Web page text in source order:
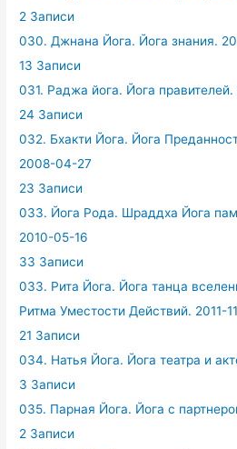
2 Записи
030. Джнана Йога. Йога знания.
13 Записи
031. Раджа йога. Йога
24 Записи
032. Бхакти Йога. Йога
2008-04-27
23 Записи
033. Йога Рода. Шраддха Йога
2010-05-16
33 Записи
033. Рита Йога. Йога танца
Ритма Уместости Действий. 2011-
21 Записи
034. Натья Йога. Йога театра и
3 Записи
035. Парная Йога. Йога с
2 Записи